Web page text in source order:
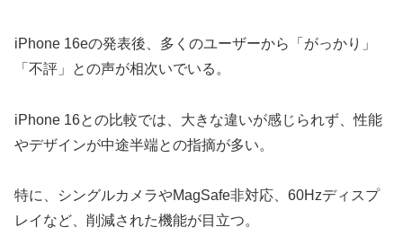
iPhone 16eの発表後、多くのユーザーから「がっかり」
「不評」との声が相次いでいる。
iPhone 16との比較では、大きな違いが感じられず、性能
やデザインが中途半端との指摘が多い。
特に、シングルカメラやMagSafe非対応、60Hzディスプ
レイなど、削減された機能が目立つ。